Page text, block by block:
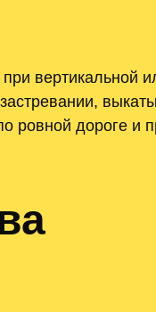
вертикальной
ровной дороге и